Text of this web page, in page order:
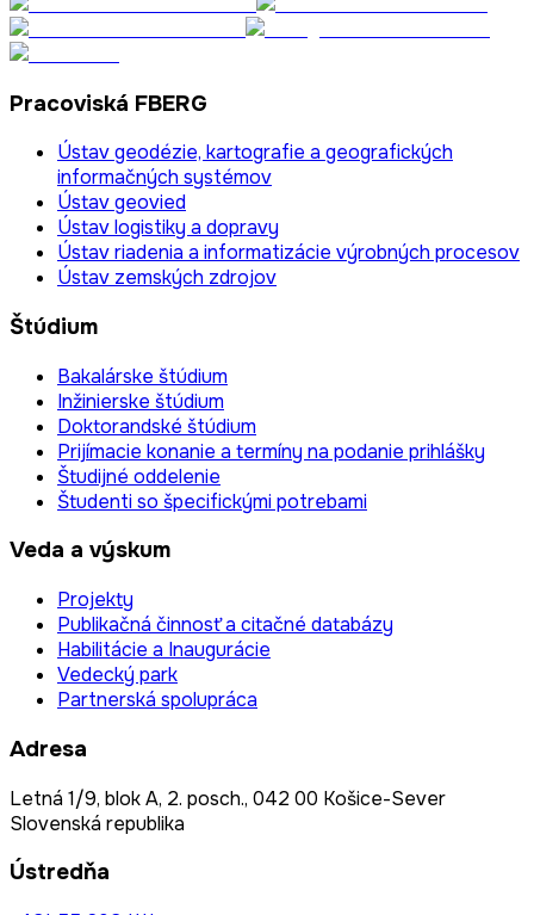
Pracoviská FBERG
Ústav geodézie, kartografie a geografických
informačných systémov
Ústav geovied
Ústav logistiky a dopravy
Ústav riadenia a informatizácie výrobných procesov
Ústav zemských zdrojov
Štúdium
Bakalárske štúdium
Inžinierske štúdium
Doktorandské štúdium
Prijímacie konanie a termíny na podanie prihlášky
Študijné oddelenie
Študenti so špecifickými potrebami
Veda a výskum
Projekty
Publikačná činnosť a citačné databázy
Habilitácie a Inaugurácie
Vedecký park
Partnerská spolupráca
Adresa
Letná 1/9, blok A, 2. posch., 042 00 Košice-Sever
Slovenská republika
Ústredňa